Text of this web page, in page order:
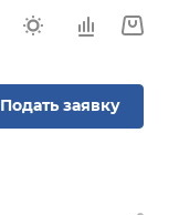
Подать заявку